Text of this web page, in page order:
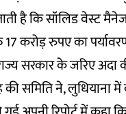
है कि सॉलिड
करोड़ रुपए का
सरकार के जरिए
समिति ने,